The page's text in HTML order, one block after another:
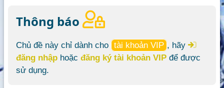
Thông báo
Chủ đề này chỉ dành cho tài khoản VIP , hãy
đăng nhập hoặc đăng ký tài khoản VIP để được
sử dụng.